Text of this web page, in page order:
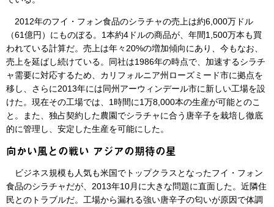
2012年のフイ・フォン食品のシラチャの売上は約6,000万ドル
（61億円）にものぼる。1本約4ドルの商品が、年間1,500万本も買
われている計算だ。売上は年々20%の増加傾向にあり、今もなお、
売上を延ばし続けている。同社は1986年の時点で、加速するシラチ
ャ需要に対応するため、カリフォルニア州ローズミード市に拠点を
移し、さらに2013年には同州アーウィンデール市に新しい工場を設
けた。現在その工場では、1時間に1万8,000本の生産が可能とのこ
と。また、独占契約した農園でシラチャに合う唐辛子を栽培し徹底
的に管理し、安定した生産を可能にした。
向かい風との戦い アジアの期待の星
ビジネス規模も人気も米国でトップクラスとなったフイ・フォン
食品のシラチャだが、2013年10月に大きな問題に直面した。近隣住
民とのトラブルだ。工場から漏れる強い唐辛子の匂いが原因で体調